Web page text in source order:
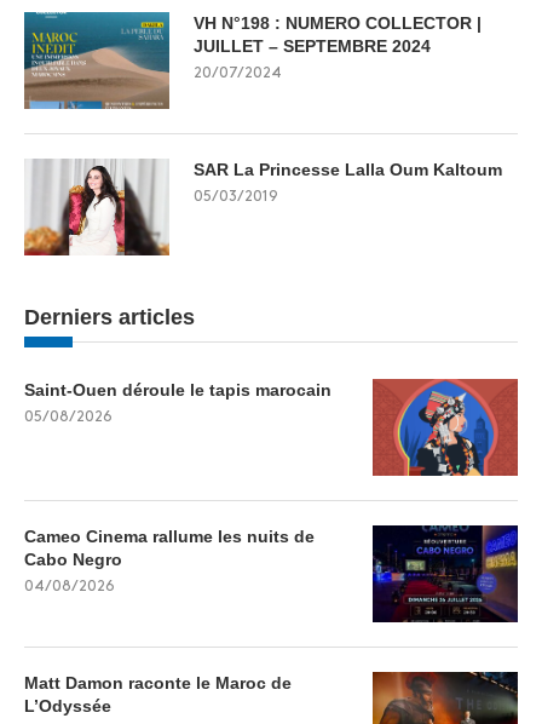
VH N°198 : NUMERO COLLECTOR |
JUILLET – SEPTEMBRE 2024
20/07/2024
SAR La Princesse Lalla Oum Kaltoum
05/03/2019
Derniers articles
Saint-Ouen déroule le tapis marocain
05/08/2026
Cameo Cinema rallume les nuits de
Cabo Negro
04/08/2026
Matt Damon raconte le Maroc de
L’Odyssée